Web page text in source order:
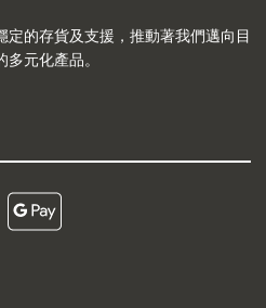
的存貨及支援，推動著我們邁向目
元化產品。